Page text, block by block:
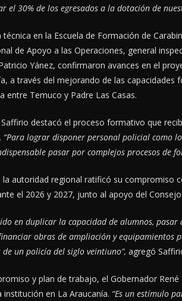
el 30% de los egresados a la dotación de
técnica en la Escuela de Formación de
de Apoyo a las Operaciones, general
Yánez, confirmaron avances en el
a través del mejorando de las
entre Temuco y Padre Las Casas.
destacó el proceso formativo que
“Para lograr disponer personal policial como
pasar por complejos procesos de
la autoridad regional ratificó su compromiso
el 2026 y 2027, junto al apoyo del
en duplicar la capacidad de alumnos,
obras de ampliación y equipamientos
un policía del siglo veintiuno”, agregó
y plan de trabajo, el Gobernador
en La Araucanía. “Es un estímulo